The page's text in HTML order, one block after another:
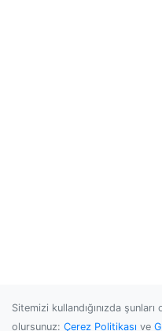
Sitemizi kullandığınızda şunları
olursunuz: Çerez Politikası ve